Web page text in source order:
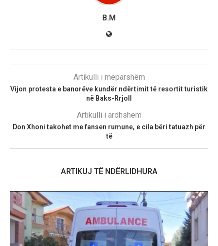
B.M
Artikulli i mëparshëm
Vijon protesta e banorëve kundër ndërtimit të resortit turistik
në Baks-Rrjoll
Artikulli i ardhshëm
Don Xhoni takohet me fansen rumune, e cila bëri tatuazh për
të
ARTIKUJ TË NDËRLIDHURA